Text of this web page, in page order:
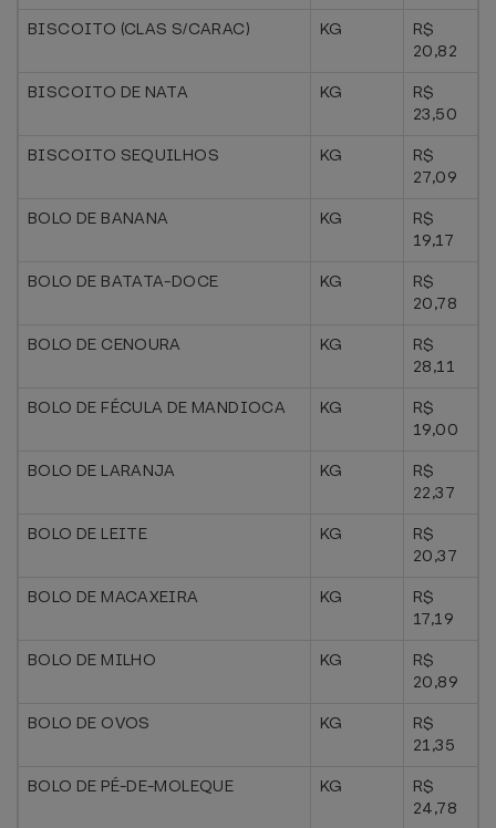
BISCOITO (CLAS S/CARAC)
KG
R$
20,82
BISCOITO DE NATA
KG
R$
23,50
BISCOITO SEQUILHOS
KG
R$
27,09
BOLO DE BANANA
KG
R$
19,17
BOLO DE BATATA-DOCE
KG
R$
20,78
BOLO DE CENOURA
KG
R$
28,11
BOLO DE FÉCULA DE MANDIOCA
KG
R$
19,00
BOLO DE LARANJA
KG
R$
22,37
BOLO DE LEITE
KG
R$
20,37
BOLO DE MACAXEIRA
KG
R$
17,19
BOLO DE MILHO
KG
R$
20,89
BOLO DE OVOS
KG
R$
21,35
BOLO DE PÉ-DE-MOLEQUE
KG
R$
24,78